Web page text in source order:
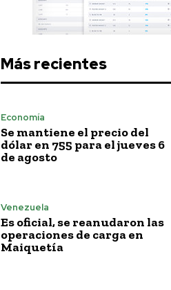
Más recientes
Economía
Se mantiene el precio del
dólar en 755 para el jueves 6
de agosto
Venezuela
Es oficial, se reanudaron las
operaciones de carga en
Maiquetía